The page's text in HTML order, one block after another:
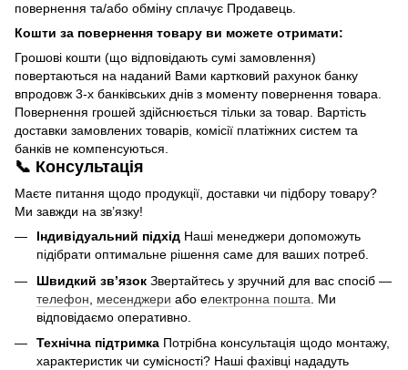
повернення та/або обміну сплачує Продавець.
Кошти за повернення товару ви можете отримати:
Грошові кошти (що відповідають сумі замовлення)
повертаються на наданий Вами картковий рахунок банку
впродовж 3-х банківських днів з моменту повернення товара.
Повернення грошей здійснюється тільки за товар. Вартість
доставки замовлених товарів, комісії платіжних систем та
банків не компенсуються.
📞 Консультація
Маєте питання щодо продукції, доставки чи підбору товару?
Ми завжди на зв’язку!
Індивідуальний підхід Наші менеджери допоможуть
підібрати оптимальне рішення саме для ваших потреб.
Швидкий зв’язок Звертайтесь у зручний для вас спосіб —
телефон
месенджери або електронна пошта . Ми
відповідаємо оперативно.
Технічна підтримка Потрібна консультація щодо монтажу,
характеристик чи сумісності? Наші фахівці нададуть